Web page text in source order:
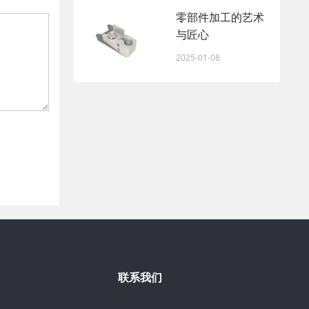
零部件加工的艺术
与匠心
2025-01-08
联系我们